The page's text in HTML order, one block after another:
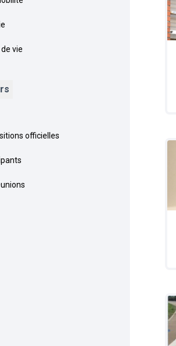
de vie
officielles